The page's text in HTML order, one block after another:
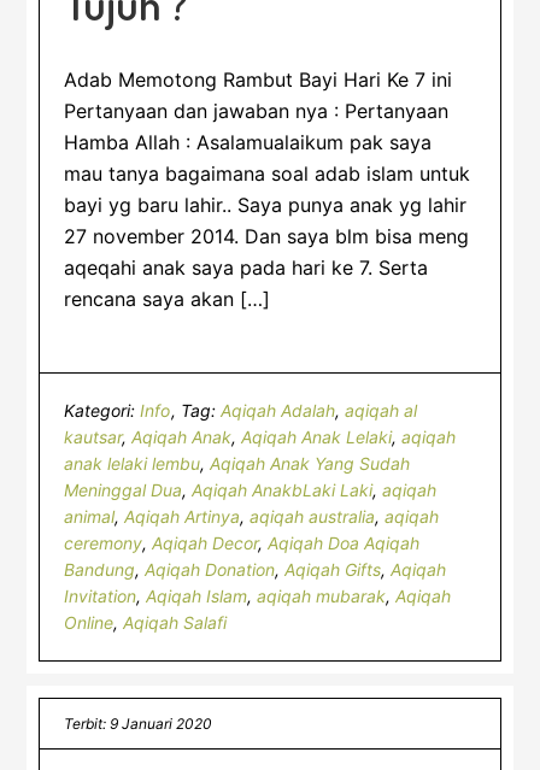
Adab Memotong Rambut Bayi Hari Ke 7 ini
Pertanyaan dan jawaban nya : Pertanyaan
Hamba Allah : Asalamualaikum pak saya
mau tanya bagaimana soal adab islam untuk
bayi yg baru lahir.. Saya punya anak yg lahir
27 november 2014. Dan saya blm bisa meng
aqeqahi anak saya pada hari ke 7. Serta
rencana saya akan […]
Kategori:Info Tag:Aqiqah Adalah,aqiqah al
kautsar,Aqiqah Anak,Aqiqah Anak Lelaki,aqiqah
anak lelaki lembu,Aqiqah Anak Yang Sudah
Meninggal Dua,Aqiqah AnakbLaki Laki,aqiqah
animal,Aqiqah Artinya,aqiqah australia,aqiqah
ceremony,Aqiqah Decor,Aqiqah Doa Aqiqah
Bandung,Aqiqah Donation,Aqiqah Gifts,Aqiqah
Invitation,Aqiqah Islam,aqiqah mubarak,Aqiqah
Online,Aqiqah Salafi
Terbit: 9 Januari 2020